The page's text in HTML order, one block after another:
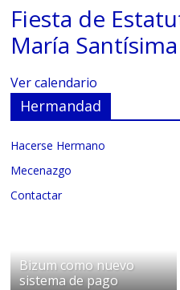
Fiesta de
María
Ver calendario
Hermandad
Hacerse Hermano
Mecenazgo
Contactar
Bizum como nuevo
sistema de pago